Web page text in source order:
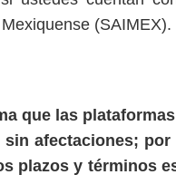
(SAIMEX).
que las
sin afectaciones;
plazos y términos